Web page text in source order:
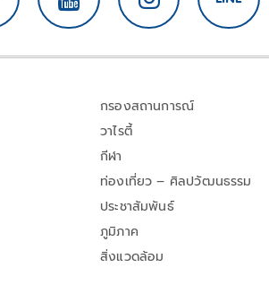
กรองสถานการณ์
วาไรตี้
กีฬา
ท่องเที่ยว – ศิลปวัฒนธรรม
ประชาสัมพันธ์
ภูมิภาค
สิ่งแวดล้อม